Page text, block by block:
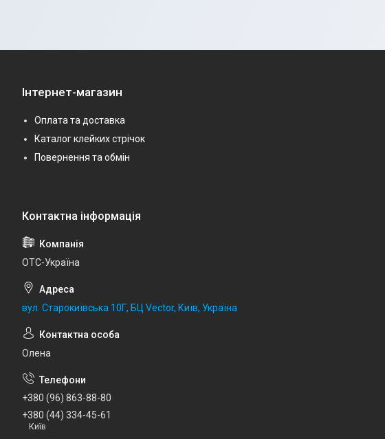
Інтернет-магазин
Оплата та доставка
Каталог клейких стрічок
Повернення та обмін
ОТС-Україна
вул. Старокиївська 10Г, БЦ Vector, Київ, Україна
Олена
+380 (96) 863-88-80
+380 (44) 334-45-61
Київ